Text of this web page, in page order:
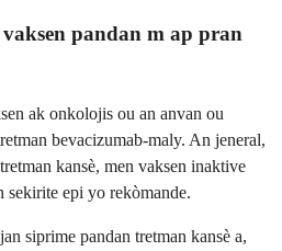
pandan m ap pran
ak onkolojis ou an anvan ou
bevacizumab-maly. An jeneral,
kansè, men vaksen inaktive
epi yo rekòmande.
siprime pandan tretman kansè a,